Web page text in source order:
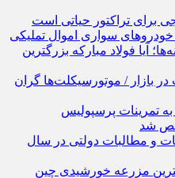
برای تراکتور حیاتی است
خودروهای سواری اموال تملیکی
آیا فولاد مبارکه بزرگترین
بازار / موتورسیکلت‌ها گران
تمرینات پرسپولیس
شد
و مطالبات دولتی در سال
مزرعه خورشیدی چین